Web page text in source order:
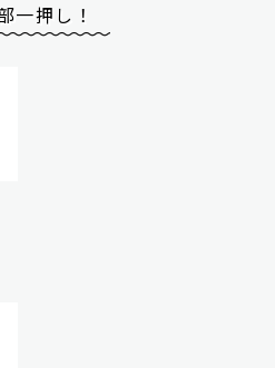
一押し！